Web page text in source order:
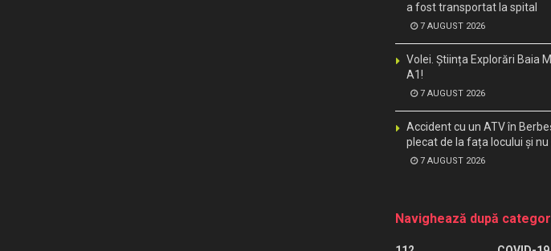
a fost transportat la spital
7 AUGUST 2026
Volei. Știința Explorări Baia
A1!
7 AUGUST 2026
Accident cu un ATV în
plecat de la fața locului și
7 AUGUST 2026
Navighează după